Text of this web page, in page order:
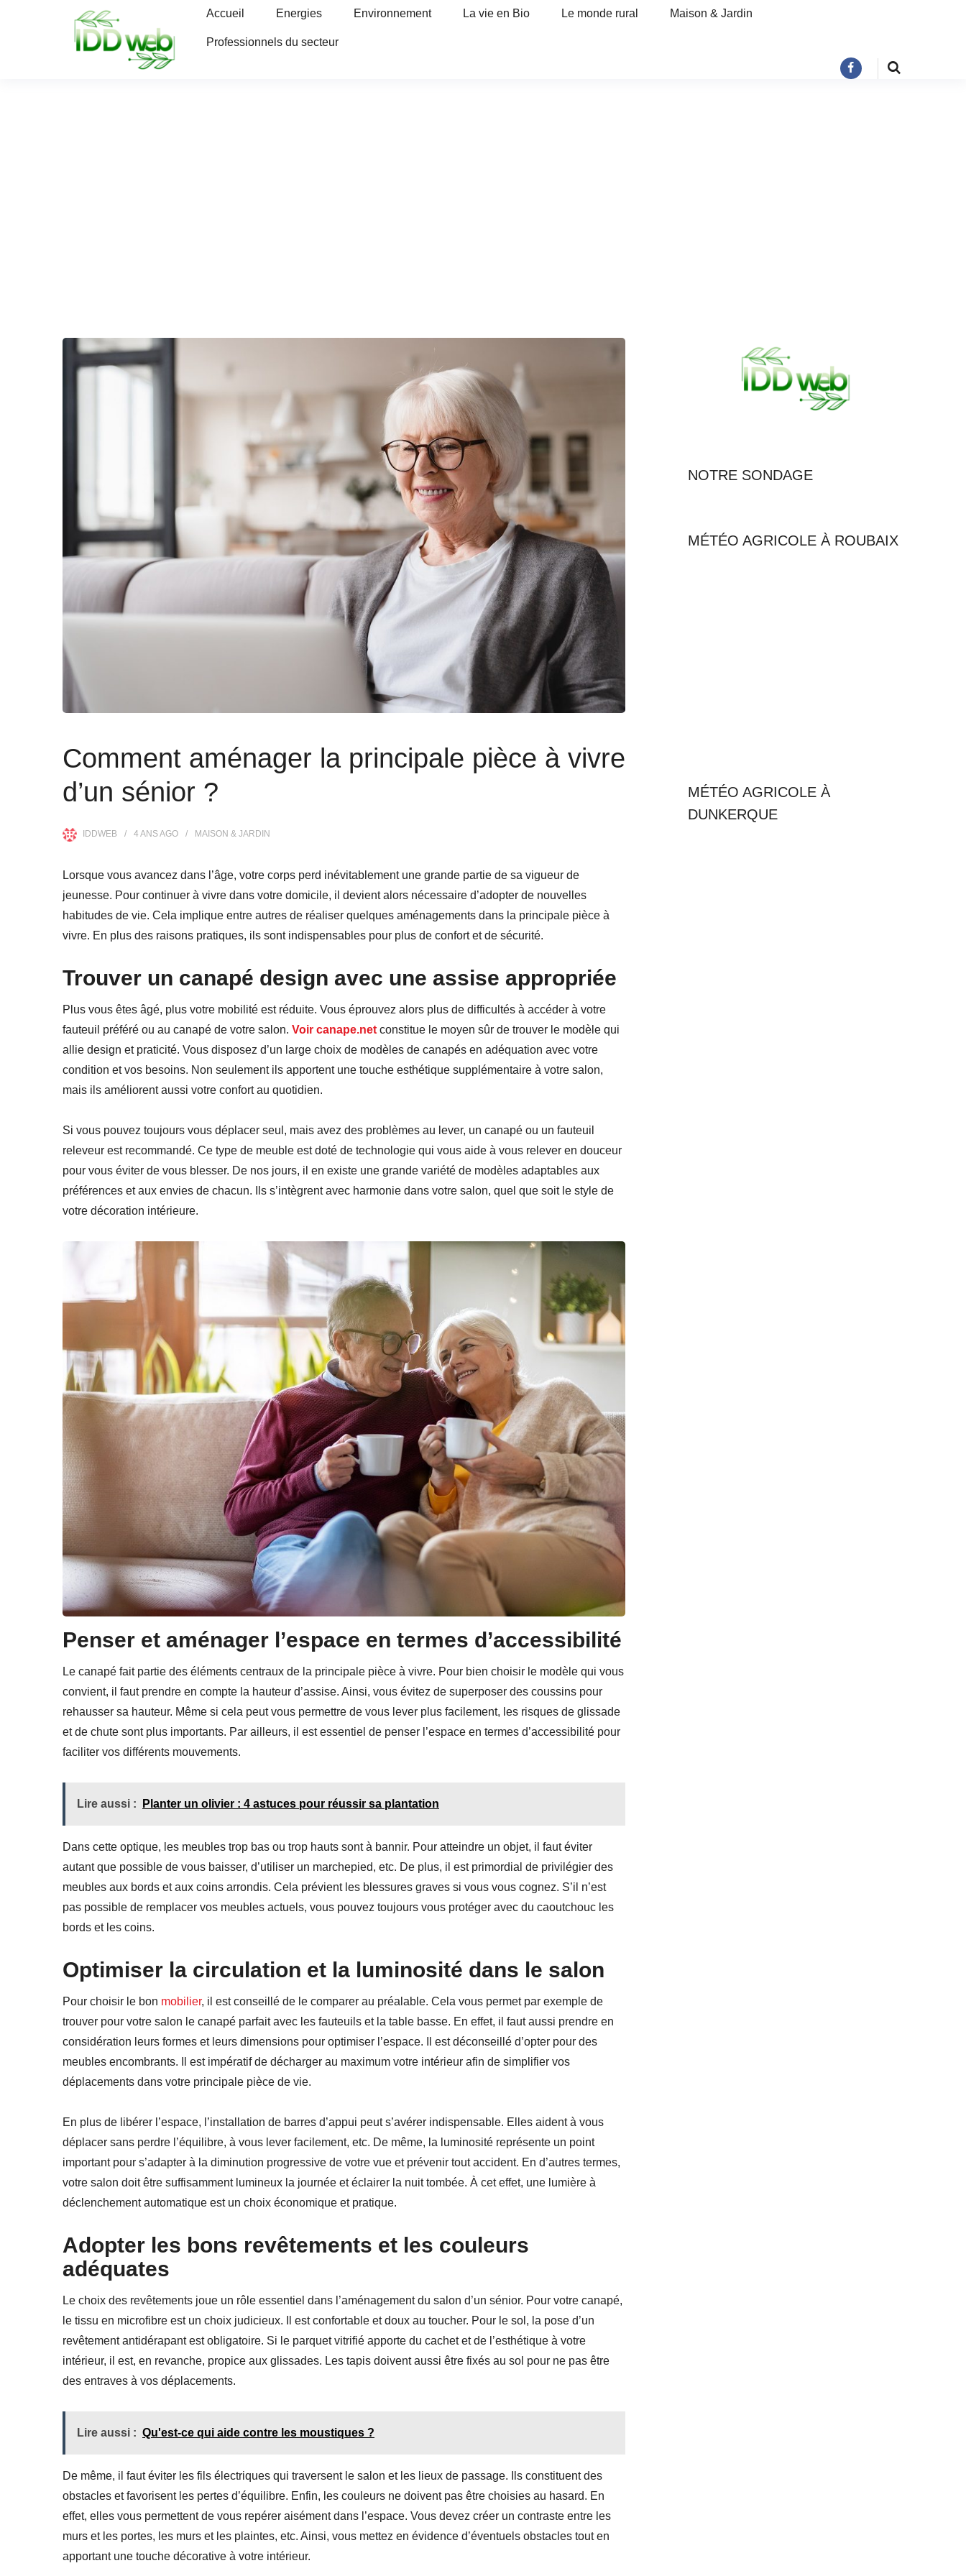
Accueil Energies Environnement La vie en Bio Le monde rural Maison & Jardin
Professionnels du secteur
Comment aménager la principale pièce à vivre
d’un sénior ?
IDDWEB 4 ANSAGO MAISON & JARDIN
Lorsque vous avancez dans l’âge, votre corps perd inévitablement une grande partie de sa vigueur de
jeunesse. Pour continuer à vivre dans votre domicile, il devient alors nécessaire d’adopter de nouvelles
habitudes de vie. Cela implique entre autres de réaliser quelques aménagements dans la principale pièce à
vivre. En plus des raisons pratiques, ils sont indispensables pour plus de confort et de sécurité.
Trouver un canapé design avec une assise appropriée
Plus vous êtes âgé, plus votre mobilité est réduite. Vous éprouvez alors plus de difficultés à accéder à votre
fauteuil préféré ou au canapé de votre salon. Voir canape.net constitue le moyen sûr de trouver le modèle qui
allie design et praticité. Vous disposez d’un large choix de modèles de canapés en adéquation avec votre
condition et vos besoins. Non seulement ils apportent une touche esthétique supplémentaire à votre salon,
mais ils améliorent aussi votre confort au quotidien.
Si vous pouvez toujours vous déplacer seul, mais avez des problèmes au lever, un canapé ou un fauteuil
releveur est recommandé. Ce type de meuble est doté de technologie qui vous aide à vous relever en douceur
pour vous éviter de vous blesser. De nos jours, il en existe une grande variété de modèles adaptables aux
préférences et aux envies de chacun. Ils s’intègrent avec harmonie dans votre salon, quel que soit le style de
votre décoration intérieure.
Penser et aménager l’espace en termes d’accessibilité
Le canapé fait partie des éléments centraux de la principale pièce à vivre. Pour bien choisir le modèle qui vous
convient, il faut prendre en compte la hauteur d’assise. Ainsi, vous évitez de superposer des coussins pour
rehausser sa hauteur. Même si cela peut vous permettre de vous lever plus facilement, les risques de glissade
et de chute sont plus importants. Par ailleurs, il est essentiel de penser l’espace en termes d’accessibilité pour
faciliter vos différents mouvements.
Lire aussi : Planter un olivier : 4 astuces pour réussir sa plantation
Dans cette optique, les meubles trop bas ou trop hauts sont à bannir. Pour atteindre un objet, il faut éviter
autant que possible de vous baisser, d’utiliser un marchepied, etc. De plus, il est primordial de privilégier des
meubles aux bords et aux coins arrondis. Cela prévient les blessures graves si vous vous cognez. S’il n’est
pas possible de remplacer vos meubles actuels, vous pouvez toujours vous protéger avec du caoutchouc les
bords et les coins.
Optimiser la circulation et la luminosité dans le salon
Pour choisir le bon mobilier, il est conseillé de le comparer au préalable. Cela vous permet par exemple de
trouver pour votre salon le canapé parfait avec les fauteuils et la table basse. En effet, il faut aussi prendre en
considération leurs formes et leurs dimensions pour optimiser l’espace. Il est déconseillé d’opter pour des
meubles encombrants. Il est impératif de décharger au maximum votre intérieur afin de simplifier vos
déplacements dans votre principale pièce de vie.
En plus de libérer l’espace, l’installation de barres d’appui peut s’avérer indispensable. Elles aident à vous
déplacer sans perdre l’équilibre, à vous lever facilement, etc. De même, la luminosité représente un point
important pour s’adapter à la diminution progressive de votre vue et prévenir tout accident. En d’autres termes,
votre salon doit être suffisamment lumineux la journée et éclairer la nuit tombée. À cet effet, une lumière à
déclenchement automatique est un choix économique et pratique.
Adopter les bons revêtements et les couleurs
adéquates
Le choix des revêtements joue un rôle essentiel dans l’aménagement du salon d’un sénior. Pour votre canapé,
le tissu en microfibre est un choix judicieux. Il est confortable et doux au toucher. Pour le sol, la pose d’un
revêtement antidérapant est obligatoire. Si le parquet vitrifié apporte du cachet et de l’esthétique à votre
intérieur, il est, en revanche, propice aux glissades. Les tapis doivent aussi être fixés au sol pour ne pas être
des entraves à vos déplacements.
Lire aussi : Qu'est-ce qui aide contre les moustiques ?
De même, il faut éviter les fils électriques qui traversent le salon et les lieux de passage. Ils constituent des
obstacles et favorisent les pertes d’équilibre. Enfin, les couleurs ne doivent pas être choisies au hasard. En
effet, elles vous permettent de vous repérer aisément dans l’espace. Vous devez créer un contraste entre les
murs et les portes, les murs et les plaintes, etc. Ainsi, vous mettez en évidence d’éventuels obstacles tout en
apportant une touche décorative à votre intérieur.
NOTRE SONDAGE
MÉTÉO AGRICOLE À ROUBAIX
MÉTÉO AGRICOLE À
DUNKERQUE